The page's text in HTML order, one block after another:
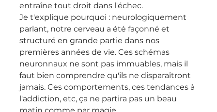
entraîne tout droit dans l'échec.
Je t'explique pourquoi : neurologiquement
parlant, notre cerveau a été façonné et
structuré en grande partie dans nos
premières années de vie. Ces schémas
neuronnaux ne sont pas immuables, mais il
faut bien comprendre qu'ils ne disparaîtront
jamais. Ces comportements, ces tendances à
l'addiction, etc, ça ne partira pas un beau